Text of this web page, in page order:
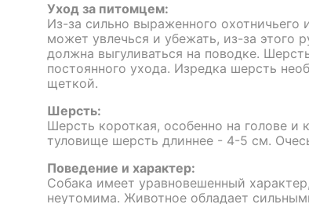
Уход за питомцем:
Из-за сильно выраженного охотничьего
может увлечься и убежать, из-за этого
должна выгуливаться на поводке.
постоянного ухода. Изредка шерсть
щеткой.
Шерсть:
Шерсть короткая, особенно на голове и
туловище шерсть длиннее - 4-5 см.
Поведение и характер:
Собака имеет уравновешенный
неутомима. Животное обладает